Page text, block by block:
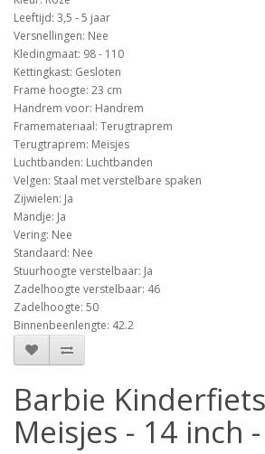
Leeftijd: 3,5 - 5 jaar
Versnellingen: Nee
Kledingmaat: 98 - 110
Kettingkast: Gesloten
Frame hoogte: 23 cm
Handrem voor: Handrem
Framemateriaal: Terugtraprem
Terugtraprem: Meisjes
Luchtbanden: Luchtbanden
Velgen: Staal met verstelbare spaken
Zijwielen: Ja
Mandje: Ja
Vering: Nee
Standaard: Nee
Stuurhoogte verstelbaar: Ja
Zadelhoogte verstelbaar: 46
Zadelhoogte: 50
Binnenbeenlengte: 42.2
Barbie
Meisjes - 14 inch